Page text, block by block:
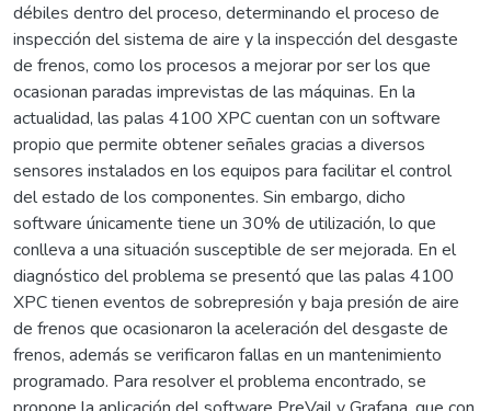
débiles dentro del proceso, determinando el proceso de
inspección del sistema de aire y la inspección del desgaste
de frenos, como los procesos a mejorar por ser los que
ocasionan paradas imprevistas de las máquinas. En la
actualidad, las palas 4100 XPC cuentan con un software
propio que permite obtener señales gracias a diversos
sensores instalados en los equipos para facilitar el control
del estado de los componentes. Sin embargo, dicho
software únicamente tiene un 30% de utilización, lo que
conlleva a una situación susceptible de ser mejorada. En el
diagnóstico del problema se presentó que las palas 4100
XPC tienen eventos de sobrepresión y baja presión de aire
de frenos que ocasionaron la aceleración del desgaste de
frenos, además se verificaron fallas en un mantenimiento
programado. Para resolver el problema encontrado, se